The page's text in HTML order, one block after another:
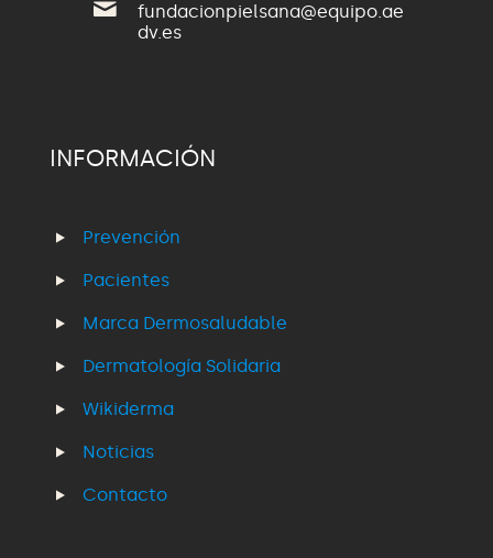
fundacionpielsana@equipo.ae
dv.es
INFORMACIÓN
Prevención
Pacientes
Marca Dermosaludable
Dermatología Solidaria
Wikiderma
Noticias
Contacto